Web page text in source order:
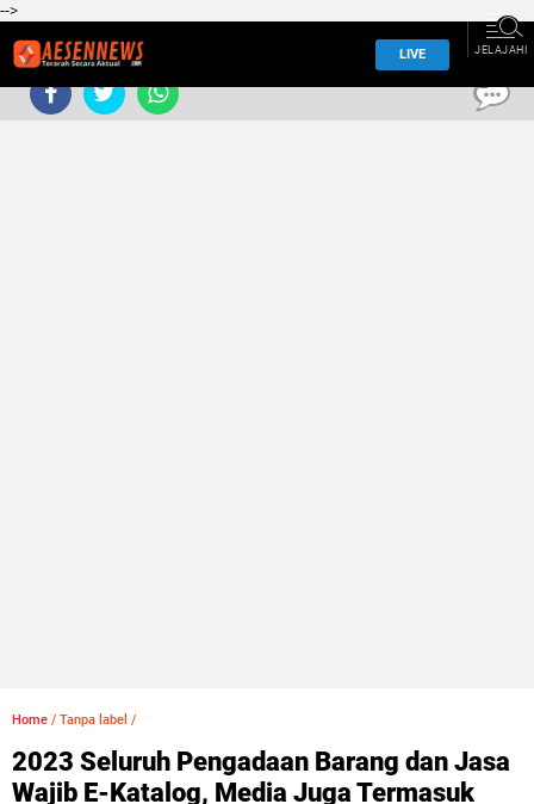
-->
LIVE JELAJAHI
Home / Tanpa label /
2023 Seluruh Pengadaan Barang dan Jasa
Wajib E-Katalog, Media Juga Termasuk